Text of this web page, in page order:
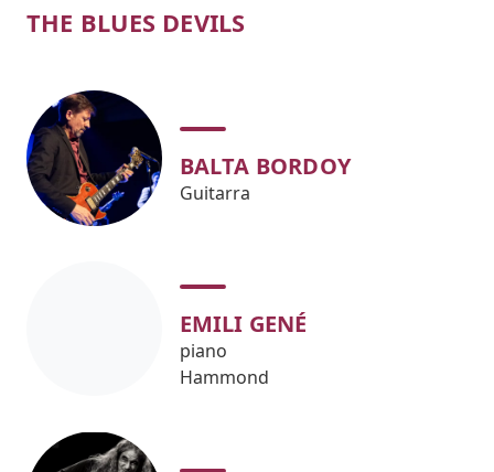
THE BLUES DEVILS
BALTA BORDOY
Guitarra
EMILI GENÉ
piano
Hammond